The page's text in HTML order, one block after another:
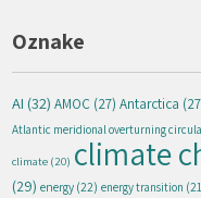
Oznake
AI (32) AMOC (27) Antarctica
Atlantic meridional overturning
climate (20) climate
(29) energy (22) energy transition